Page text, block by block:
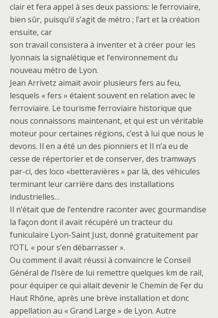
clair et fera appel à ses deux passions: le ferroviaire,
bien sûr, puisqu’il s’agit de métro ; l’art et la création
ensuite, car
son travail consistera à inventer et à créer pour les
lyonnais la signalétique et l’environnement du
nouveau métro de Lyon.
Jean Arrivetz aimait avoir plusieurs fers au feu,
lesquels « fers » étaient souvent en relation avec le
ferroviaire. Le tourisme ferroviaire historique que
nous connaissons maintenant, et qui est un véritable
moteur pour certaines régions, c’est à lui que nous le
devons. Il en a été un des pionniers et Il n’a eu de
cesse de répertorier et de conserver, des tramways
par-ci, des loco «betteravières » par là, des véhicules
terminant leur carrière dans des installations
industrielles…
Il n’était que de l’entendre raconter avec gourmandise
la façon dont il avait récupéré un tracteur du
funiculaire Lyon-Saint Just, donné gratuitement par
l’OTL « pour s’en débarrasser ».
Ou comment il avait réussi à convaincre le Conseil
Général de l’Isère de lui remettre quelques km de rail,
pour équiper ce qui allait devenir le Chemin de Fer du
Haut Rhône, après une brève installation et donc
appellation au « Grand Large » de Lyon. Autre